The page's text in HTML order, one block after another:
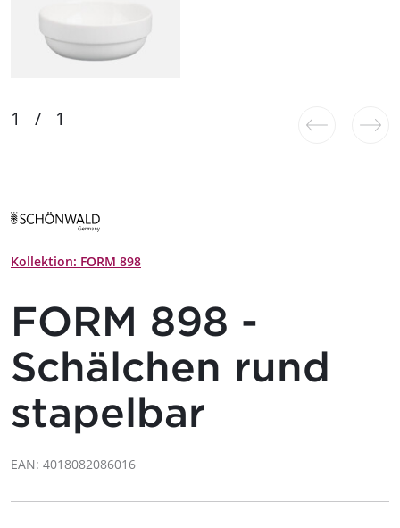
Kollektion: FORM 898
FORM 898 -
Schälchen rund
stapelbar
EAN: 4018082086016